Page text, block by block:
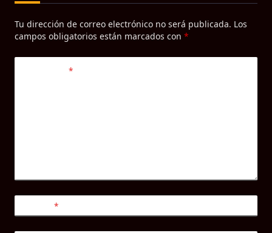
Tu dirección de correo electrónico no será publicada. Los
campos obligatorios están marcados con *
*
*